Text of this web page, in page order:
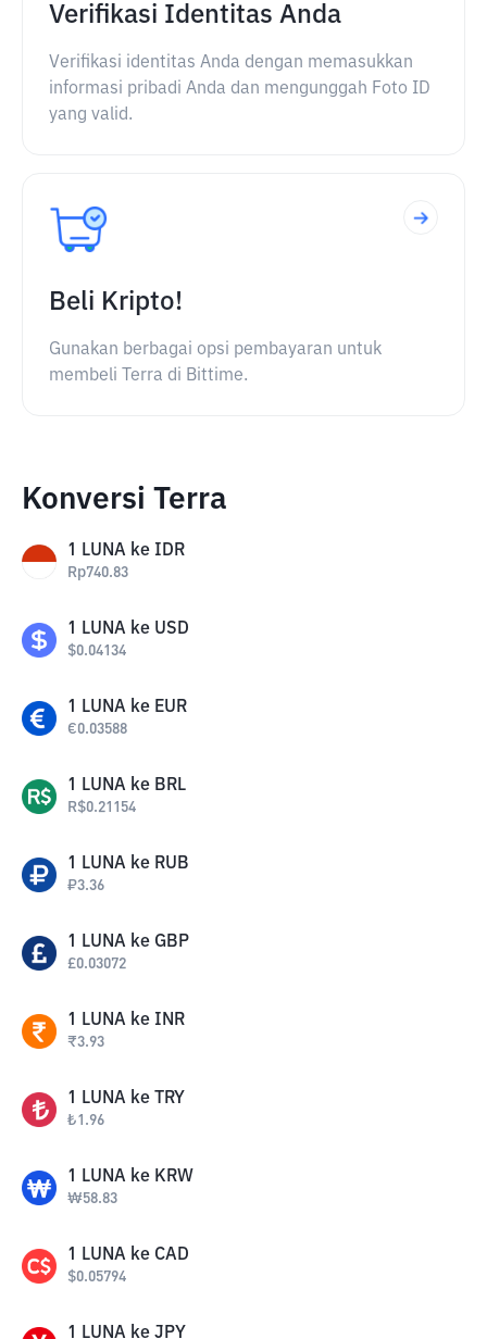
Verifikasi Identitas Anda
Verifikasi identitas Anda dengan memasukkan
informasi pribadi Anda dan mengunggah Foto ID
yang valid.
Beli Kripto!
Gunakan berbagai opsi pembayaran untuk
membeli Terra di Bittime.
Konversi Terra
1 LUNA ke IDR
Rp740.83
1 LUNA ke USD
$0.04134
1 LUNA ke EUR
€0.03588
1 LUNA ke BRL
R$0.21154
1 LUNA ke RUB
₽3.36
1 LUNA ke GBP
£0.03072
1 LUNA ke INR
₹3.93
1 LUNA ke TRY
₺1.96
1 LUNA ke KRW
₩58.83
1 LUNA ke CAD
$0.05794
1 LUNA ke JPY